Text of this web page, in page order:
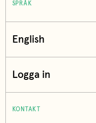
SPRÅK
English
Logga in
KONTAKT